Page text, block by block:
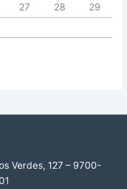
27 28
29
Verdes, 127 – 9700-